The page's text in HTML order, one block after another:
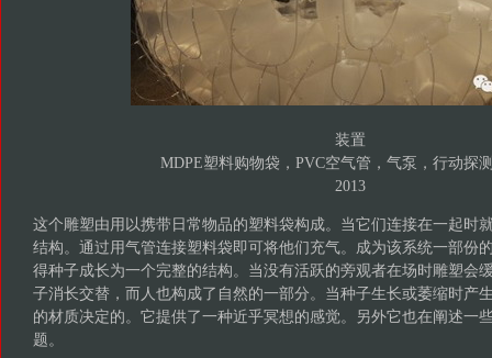
装置
MDPE塑料购物袋，PVC空气管，气泵，行动探
2013
这个雕塑由用以携带日常物品的塑料袋构成。当它们连接在一起时
结构。通过用气管连接塑料袋即可将他们充气。成为该系统一部份
得种子成长为一个完整的结构。当没有活跃的旁观者在场时雕塑会
子消长交替，而人也构成了自然的一部分。当种子生长或萎缩时产
的材质决定的。它提供了一种近乎冥想的感觉。另外它也在阐述一
题。